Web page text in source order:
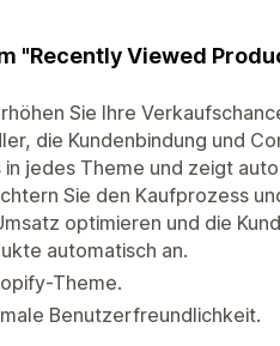
"Recently Viewed
Sie Ihre
die Kundenbindung und
jedes Theme und zeigt
Sie den Kaufprozess
optimieren und die
automatisch an.
Theme.
Benutzerfreundlichkeit.